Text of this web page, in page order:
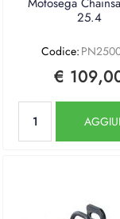
25.4
Codice:
€